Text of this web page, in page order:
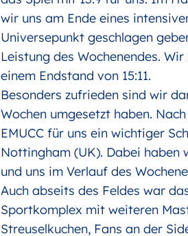
wir uns am Ende eines
Universepunkt geschlagen
Leistung des Wochenendes.
einem Endstand von 15:11.
Besonders zufrieden sind wir
Wochen umgesetzt haben.
EMUCC für uns ein wichtiger
Nottingham (UK). Dabei haben
und uns im Verlauf des
Auch abseits des Feldes war
Sportkomplex mit weiteren
Streuselkuchen, Fans an der